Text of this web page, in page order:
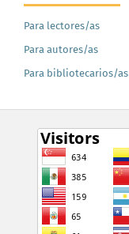
Para lectores/as
Para autores/as
Para bibliotecarios/as